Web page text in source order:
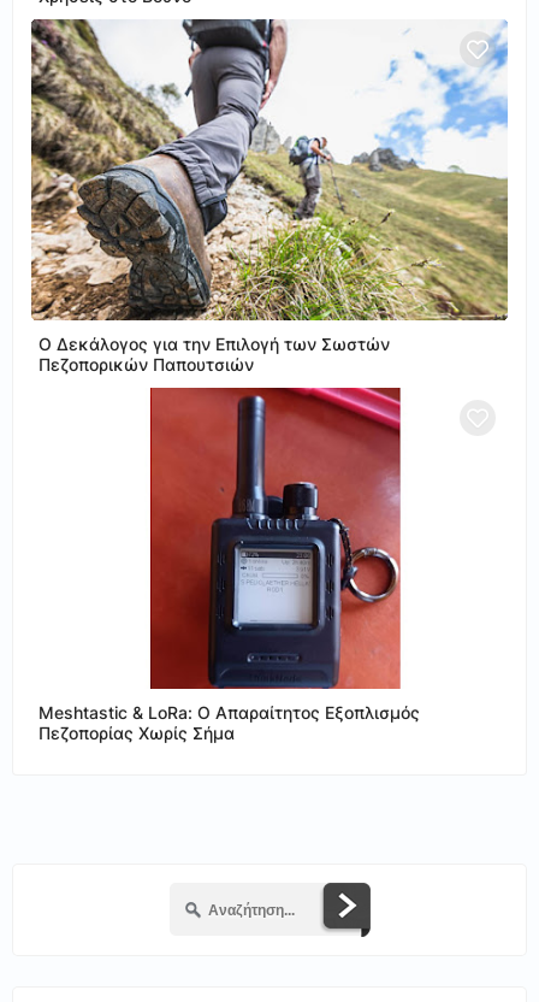
Ο Δεκάλογος για την Επιλογή των Σωστών
Πεζοπορικών Παπουτσιών
Meshtastic & LoRa: Ο Απαραίτητος Εξοπλισμός
Πεζοπορίας Χωρίς Σήμα